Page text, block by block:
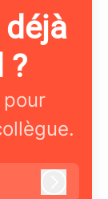
?
pour